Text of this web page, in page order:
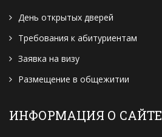
День открытых дверей
Требования к абитуриентам
Заявка на визу
Размещение в общежитии
ИНФОРМАЦИЯ О САЙТЕ